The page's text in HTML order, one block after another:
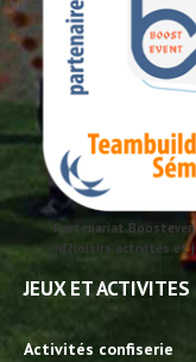
Partenariat
id2loisirs activités et
JEUX ET ACTIVITES
Activités confiserie